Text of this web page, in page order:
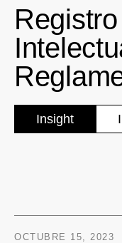
Insight
OCTUBRE 15, 2023